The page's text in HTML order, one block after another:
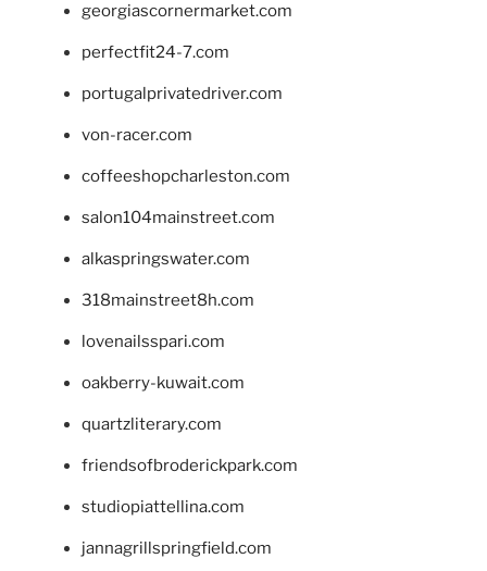
georgiascornermarket.com
perfectfit24-7.com
portugalprivatedriver.com
von-racer.com
coffeeshopcharleston.com
salon104mainstreet.com
alkaspringswater.com
318mainstreet8h.com
lovenailsspari.com
oakberry-kuwait.com
quartzliterary.com
friendsofbroderickpark.com
studiopiattellina.com
jannagrillspringfield.com